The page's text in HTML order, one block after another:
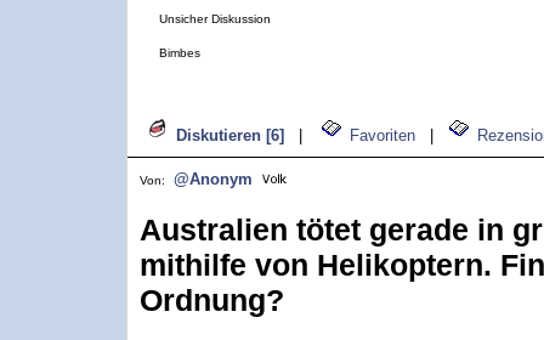
Unsicher Diskussion
Bimbes
Diskutieren [6] Favoriten
Von: @Anonym
Australien tötet gerade in
mithilfe von Helikoptern.
Ordnung?